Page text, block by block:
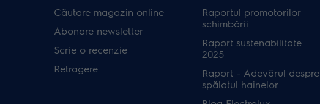
Căutare magazin online
Abonare newsletter
Scrie o recenzie
Retragere
Raportul promotorilor
schimbării
Raport sustenabilitate
2025
Raport – Adevărul despre
spălatul hainelor